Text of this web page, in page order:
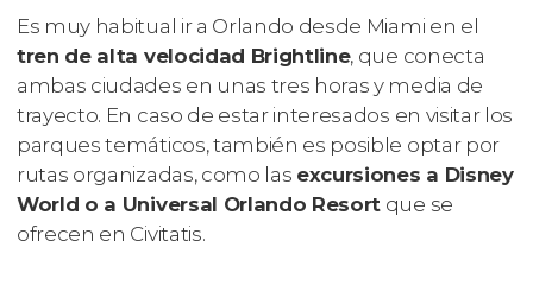
Es muy habitual ir a Orlando desde Miami en el
tren de alta velocidad Brightline, que conecta
ambas ciudades en unas tres horas y media de
trayecto. En caso de estar interesados en visitar los
parques temáticos, también es posible optar por
rutas organizadas, como las excursiones a Disney
World o a Universal Orlando Resort que se
ofrecen en Civitatis.